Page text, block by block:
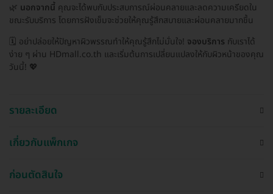
🌿 นอกจากนี้ คุณจะได้พบกับประสบการณ์ผ่อนคลายและลดความเครียดใน
ขณะรับบริการ โดยการฝังเข็มจะช่วยให้คุณรู้สึกสบายและผ่อนคลายมากขึ้น
🗓️ อย่าปล่อยให้ปัญหาผิวพรรณทำให้คุณรู้สึกไม่มั่นใจ! จองบริการ กับเราได้
ง่าย ๆ ผ่าน HDmall.co.th และเริ่มต้นการเปลี่ยนแปลงให้กับผิวหน้าของคุณ
วันนี้! 💖
รายละเอียด
เกี่ยวกับแพ็กเกจ
ก่อนตัดสินใจ